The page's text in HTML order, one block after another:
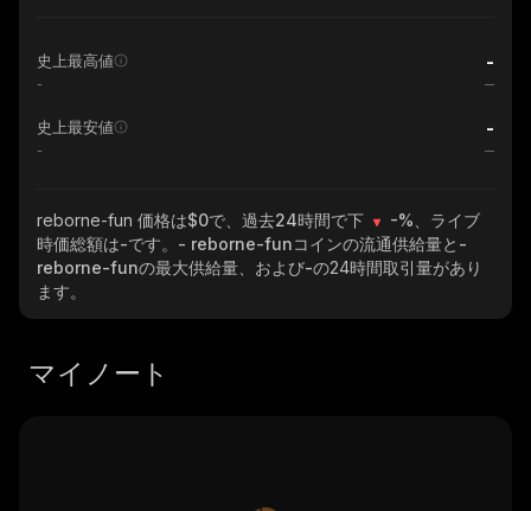
史上最高値 -
-
史上最安値 -
-
reborne-fun 価格は$0で、過去24時間で下 -% 、ライブ
時価総額は-です。 - reborne-funコインの流通供給量と -
reborne-funの最大供給量、および-の24時間取引量があり
ます。
マイノート